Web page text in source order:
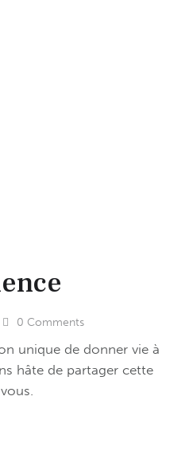
0 Comments
unique de donner vie à
hâte de partager cette